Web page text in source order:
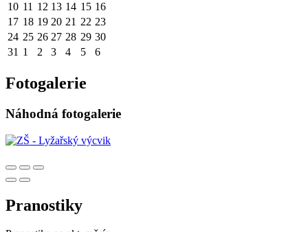
10 11 12 13 14 15 16
17 18 19 20 21 22 23
24 25 26 27 28 29 30
31 1 2 3 4 5 6
Fotogalerie
Náhodná fotogalerie
Pranostiky